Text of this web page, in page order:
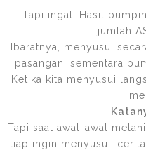
Tapi ingat! Hasil
jumlah
Ibaratnya, menyusui
pasangan, sementara
Ketika kita menyusui
Tapi saat awal-awal
tiap ingin menyusui,